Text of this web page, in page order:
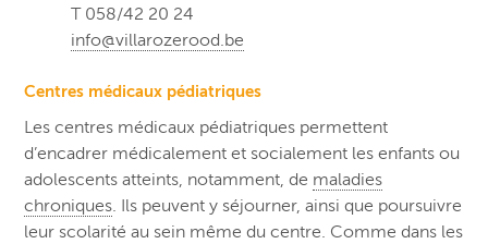
T 058/42 20 24
info@villarozerood.be
Centres médicaux pédiatriques
Les centres médicaux pédiatriques permettent
d’encadrer médicalement et socialement les enfants ou
adolescents atteints, notamment, de maladies
chroniques. Ils peuvent y séjourner, ainsi que poursuivre
leur scolarité au sein même du centre. Comme dans les